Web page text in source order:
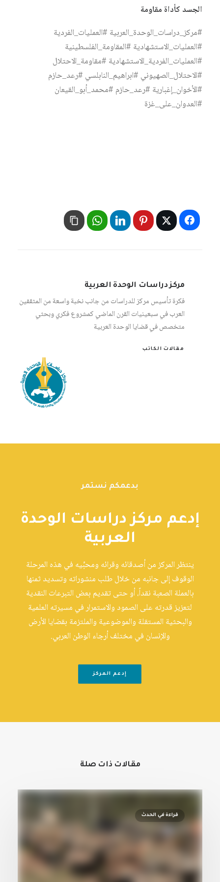
الجسد كأداة مقاومة
#مركز_دراسات_الوحدة_العربية #العمليات_الفردية
#العمليات_الاستشهادية #المقاومة_الفلسطينية
#العمليات_الفردية_الاستشهادية #مقاومة_الاحتلال
#الاحتلال_الصهيوني #ابراهيم_النابلسي #رعد_حازم
#الأخوان_إغبارية #رعد_حازم #محمد_أبو_القیعان
#العدوان_على_غزة
مركز دراسات الوحدة العربية
فكرة تأسيس مركز للدراسات من جانب نخبة واسعة من المثقفين
العرب في سبعينيات القرن الماضي كمشروع فكري وبحثي
متخصص في قضايا الوحدة العربية
مقالات الكاتب
بدعمكم نستمر
إدعم مركز دراسات الوحدة
العربية
ينتظر المركز من أصدقائه وقرائه ومحبِّيه في هذه المرحلة
الوقوف إلى جانبه من خلال طلب منشوراته وتسديد ثمنها
بالعملة الصعبة نقداً، أو حتى تقديم بعض التبرعات النقدية
لتعزيز قدرته على الصمود والاستمرار في مسيرته العلمية
والبحثية المستقلة والموضوعية والملتزمة بقضايا الأرض
والإنسان في مختلف أرجاء الوطن العربي.
إدعم المركز
مقالات ذات صلة
قراءة في الحدث